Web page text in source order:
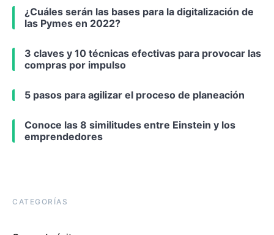
¿Cuáles serán las bases para la digitalización de
las Pymes en 2022?
3 claves y 10 técnicas efectivas para provocar las
compras por impulso
5 pasos para agilizar el proceso de planeación
Conoce las 8 similitudes entre Einstein y los
emprendedores
CATEGORÍAS